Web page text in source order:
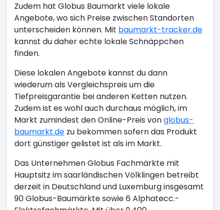
Zudem hat Globus Baumarkt viele lokale
Angebote, wo sich Preise zwischen Standorten
unterscheiden können. Mit baumarkt-tracker.de
kannst du daher echte lokale Schnäppchen
finden.
Diese lokalen Angebote kannst du dann
wiederum als Vergleichspreis um die
Tiefpreisgarantie bei anderen Ketten nutzen.
Zudem ist es wohl auch durchaus möglich, im
Markt zumindest den Online-Preis vonglobus-
baumarkt.de zu bekommen sofern das Produkt
dort günstiger gelistet ist als im Markt.
Das Unternehmen Globus Fachmärkte mit
Hauptsitz im saarländischen Völklingen betreibt
derzeit in Deutschland und Luxemburg insgesamt
90 Globus-Baumärkte sowie 6 Alphatecc.-